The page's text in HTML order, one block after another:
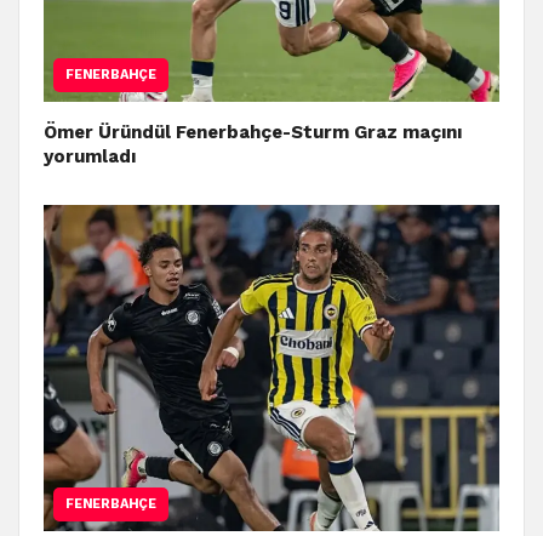
FENERBAHÇE
Ömer Üründül Fenerbahçe-Sturm Graz maçını
yorumladı
FENERBAHÇE